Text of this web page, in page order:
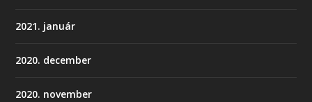
2021. január
2020. december
2020. november